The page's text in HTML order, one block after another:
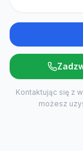
Kontaktując się z
możesz